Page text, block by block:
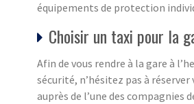
équipements de protection
Choisir un taxi pour la
Afin de vous rendre à la gare à
sécurité, n’hésitez pas à
auprès de l’une des compagnies